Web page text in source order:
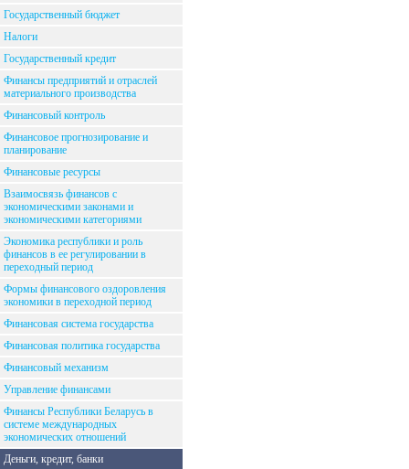
Государственный бюджет
Налоги
Государственный кредит
Финансы предприятий и отраслей
материального производства
Финансовый контроль
Финансовое прогнозирование и
планирование
Финансовые ресурсы
Взаимосвязь финансов с
экономическими законами и
экономическими категориями
Экономика республики и роль
финансов в ее регулировании в
переходный период
Формы финансового оздоровления
экономики в переходной период
Финансовая система государства
Финансовая политика государства
Финансовый механизм
Управление финансами
Финансы Республики Беларусь в
системе международных
экономических отношений
Деньги, кредит, банки